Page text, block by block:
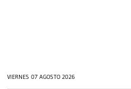
VIERNES 07 AGOSTO 2026